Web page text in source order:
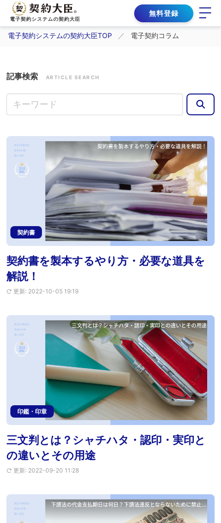
電子契約システムの契約大臣
無料登録
電子契約システムの契約大臣TOP 電子契約コラム
記事検索 ARTICLE SEARCH
契約書
契約書を製本するやり方・必要な道具を
解説！
更新: 2022-10-05 19:19
印鑑・印章
三文判とは？シャチハタ・認印・実印と
の違いとその用途
更新: 2022-09-20 11:28